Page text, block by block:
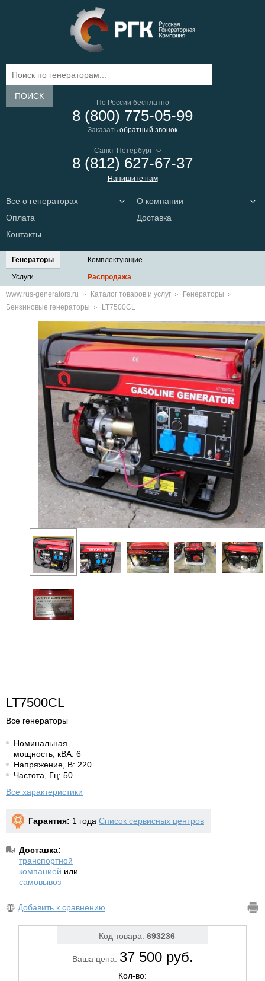
ПОИСК
По России бесплатно
8 (800) 775-05-99
Заказать обратный звонок
8 (812) 627-67-37
Напишите нам
Все о генераторах
О компании
Оплата
Доставка
Контакты
Генераторы Комплектующие
Услуги Распродажа
www.rus-generators.ru Каталог товаров и услуг
Генераторы
Бензиновые генераторы
LT7500CL
LT7500CL
Все генераторы
Номинальная
мощность, кВА: 6
Напряжение, В: 220
Частота, Гц: 50
Все характеристики
Гарантия: 1 года Список сервисных центров
Доставка:
транспортной
компанией или
самовывоз
Добавить к сравнению
Код товара: 693236
Ваша цена: 37 500 руб.
Кол-во: